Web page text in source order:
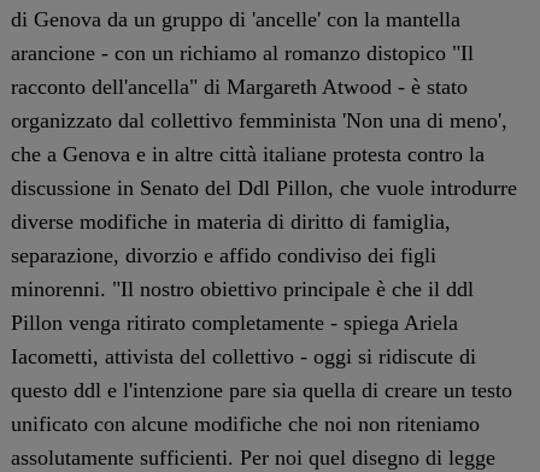
di Genova da un gruppo di 'ancelle' con la mantella
arancione - con un richiamo al romanzo distopico "Il
racconto dell'ancella" di Margareth Atwood - è stato
organizzato dal collettivo femminista 'Non una di meno',
che a Genova e in altre città italiane protesta contro la
discussione in Senato del Ddl Pillon, che vuole introdurre
diverse modifiche in materia di diritto di famiglia,
separazione, divorzio e affido condiviso dei figli
minorenni. "Il nostro obiettivo principale è che il ddl
Pillon venga ritirato completamente - spiega Ariela
Iacometti, attivista del collettivo - oggi si ridiscute di
questo ddl e l'intenzione pare sia quella di creare un testo
unificato con alcune modifiche che noi non riteniamo
assolutamente sufficienti. Per noi quel disegno di legge